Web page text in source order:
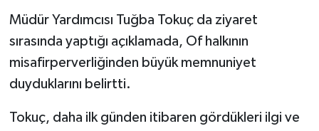
Müdür Yardımcısı Tuğba Tokuç da ziyaret
sırasında yaptığı açıklamada, Of halkının
misafirperverliğinden büyük memnuniyet
duyduklarını belirtti.
Tokuç, daha ilk günden itibaren gördükleri ilgi ve